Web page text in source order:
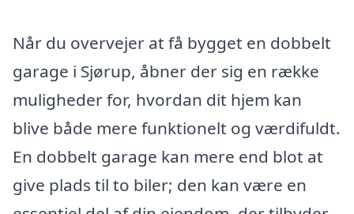
Når du overvejer at få bygget en dobbelt
garage i Sjørup, åbner der sig en række
muligheder for, hvordan dit hjem kan
blive både mere funktionelt og værdifuldt.
En dobbelt garage kan mere end blot at
give plads til to biler; den kan være en